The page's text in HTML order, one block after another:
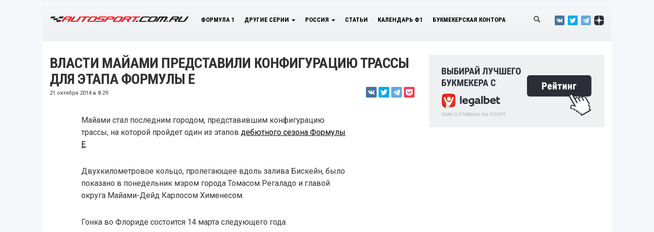
ФОРМУЛА 1 ДРУГИЕ СЕРИИ РОССИЯ СТАТЬИ КАЛЕНДАРЬ Ф1 БУКМЕКЕРСКАЯ КОНТОРА
ВЛАСТИ МАЙАМИ ПРЕДСТАВИЛИ КОНФИГУРАЦИЮ ТРАССЫ
ДЛЯ ЭТАПА ФОРМУЛЫ Е
21 октября 2014 в 8:29
Майами стал последним городом, представившим конфигурацию
трассы, на которой пройдет один из этапов дебютного сезона Формулы
Е.
Двухкилометровое кольцо, пролегающее вдоль залива Бискейн, было
показано в понедельник мэром города Томасом Регаладо и главой
округа Майами-Дейд Карлосом Хименесом.
Гонка во Флориде состоится 14 марта следующего года.